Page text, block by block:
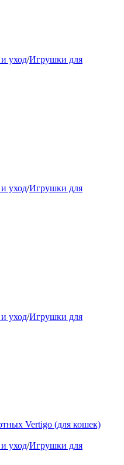
уход/Игрушки для
уход/Игрушки для
уход/Игрушки для
Vertigo (для кошек)
уход/Игрушки для